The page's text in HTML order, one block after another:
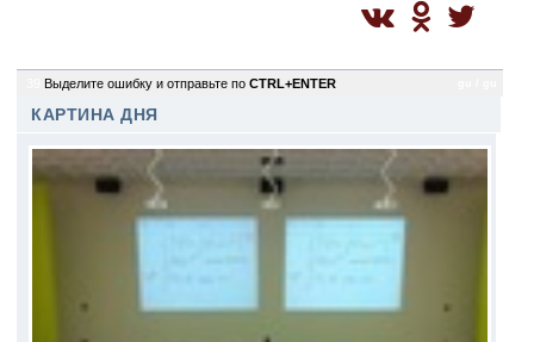
Выделите ошибку и отправьте по CTRL+ENTER
КАРТИНА ДНЯ